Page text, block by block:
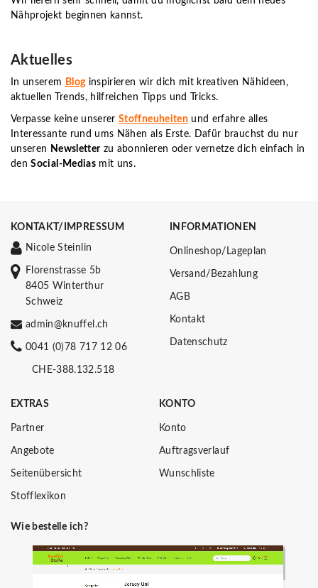
Nähprojekt beginnen kannst.
Aktuelles
In unserem Bloginspirieren wir dich mit kreativen Nähideen,
aktuellen Trends, hilfreichen Tipps und Tricks.
Verpasse keine unsererStoffneuheitenund erfahre alles
Interessante rund ums Nähen als Erste. Dafür brauchst du nur
unseren Newsletterzu abonnieren oder vernetze dich einfach in
denSocial-Mediasmit uns.
KONTAKT/IMPRESSUM
Nicole Steinlin
Florenstrasse 5b
8405 Winterthur
Schweiz
admin@knuffel.ch
0041 (0)78 717 12 06
CHE-388.132.518
INFORMATIONEN
Onlineshop/Lageplan
Versand/Bezahlung
AGB
Kontakt
Datenschutz
EXTRAS
Partner
Angebote
Seitenübersicht
Stofflexikon
KONTO
Konto
Auftragsverlauf
Wunschliste
Wie bestelle ich?